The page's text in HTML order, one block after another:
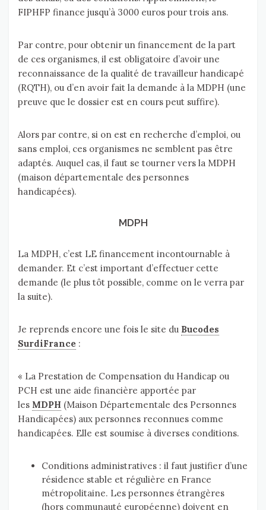
FIPHFP finance jusqu’à 3000 euros pour trois ans.
Par contre, pour obtenir un financement de la part
de ces organismes, il est obligatoire d’avoir une
reconnaissance de la qualité de travailleur handicapé
(RQTH), ou d’en avoir fait la demande à la MDPH (une
preuve que le dossier est en cours peut suffire).
Alors par contre, si on est en recherche d’emploi, ou
sans emploi, ces organismes ne semblent pas être
adaptés. Auquel cas, il faut se tourner vers la MDPH
(maison départementale des personnes
handicapées).
MDPH
La MDPH, c’est LE financement incontournable à
demander. Et c’est important d’effectuer cette
demande (le plus tôt possible, comme on le verra par
la suite).
Je reprends encore une fois le site du Bucodes
SurdiFrance :
« La Prestation de Compensation du Handicap ou
PCH est une aide financière apportée par
les MDPH (Maison Départementale des Personnes
Handicapées) aux personnes reconnues comme
handicapées. Elle est soumise à diverses conditions.
Conditions administratives : il faut justifier d’une
résidence stable et régulière en France
métropolitaine. Les personnes étrangères
(hors communauté européenne) doivent en